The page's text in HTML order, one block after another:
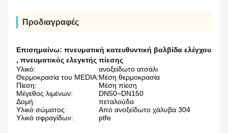
Προδιαγραφές
Επισημαίνω: πνευματική κατευθυντική βαλβίδα ελέγχου
, πνευματικός ελεγκτής πίεσης
Υλικό:
ανοξείδωτο ατσάλι
Θερμοκρασία του MEDIA:Μέση θερμοκρασία
Πίεση:
Μέση πίεση
Μέγεθος λιμένων:
DN50~DN150
Δομή:
πεταλούδα
Υλικό σώματος:
Από ανοξείδωτο χάλυβα 304
Υλικό σφραγίδων:
ptfe